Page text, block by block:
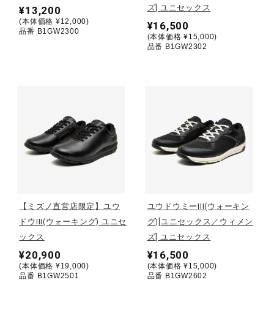
セール
直営店一覧
¥13,200
(本体価格 ¥12,000)
品番 B1GW2300
ズ] ユニセックス
¥16,500
(本体価格 ¥15,000)
品番 B1GW2302
【ミズノ直営店限定】ユウ
ドウIII(ウォーキング) ユニセ
ックス
¥20,900
(本体価格 ¥19,000)
品番 B1GW2501
ユウドウミーIII(ウォーキン
グ)[ユニセックス／ウィメン
ズ] ユニセックス
¥16,500
(本体価格 ¥15,000)
品番 B1GW2602